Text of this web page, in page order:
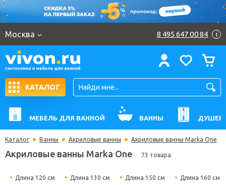
Москва 8 495 647 00 84 i
КАТАЛОГ
МЕБЕЛЬ ДЛЯ ВАННОЙ ВАННЫ
Каталог Ванны Акриловые ванны Акриловые ванны Marka One
Акриловые ванны Marka One 73 товара
Длина 120 см Длина 130 см Длина 150 см
Длина 160 см